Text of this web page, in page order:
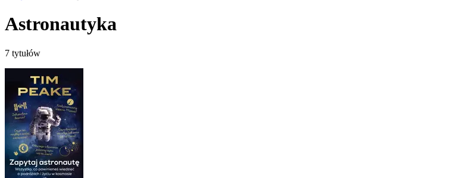
Astronautyka
7 tytułów